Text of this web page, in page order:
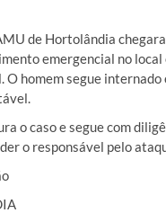
de Hortolândia
emergencial no
O homem segue internado
o caso e segue com
o responsável pelo